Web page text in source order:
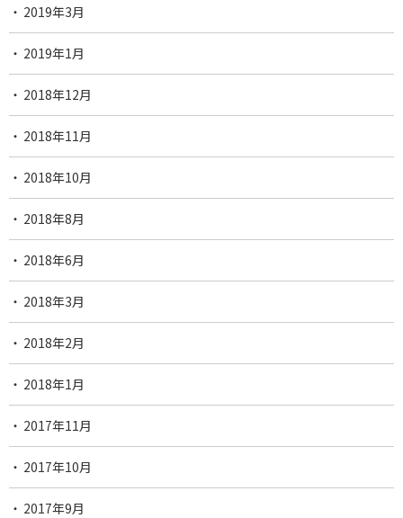
2019年3月
2019年1月
2018年12月
2018年11月
2018年10月
2018年8月
2018年6月
2018年3月
2018年2月
2018年1月
2017年11月
2017年10月
2017年9月